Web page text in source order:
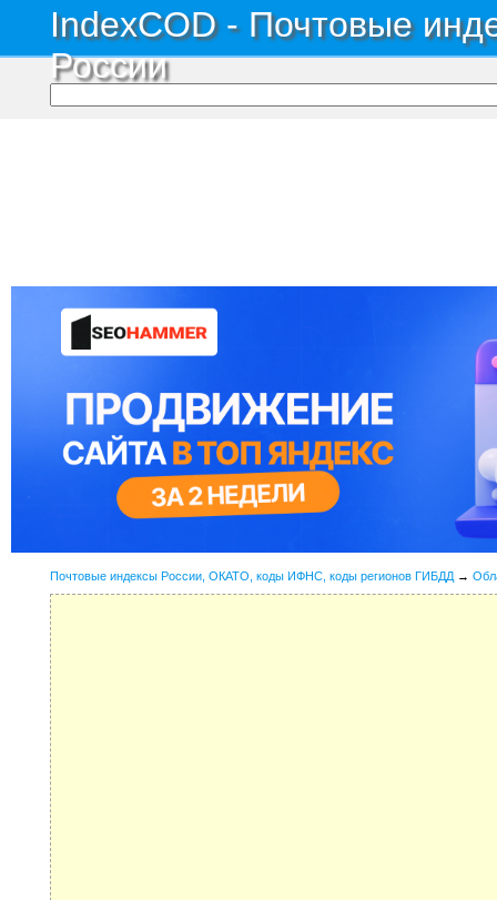
IndexCOD - Почтовые
России
Почтовые индексы России, ОКАТО, коды ИФНС, коды регионов ГИБДД →